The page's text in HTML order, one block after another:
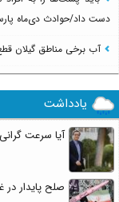
دست داد/حوادث دی‌ماه
آب برخی مناطق گیلان
یادداشت
آیا سرعت
صلح پایدار